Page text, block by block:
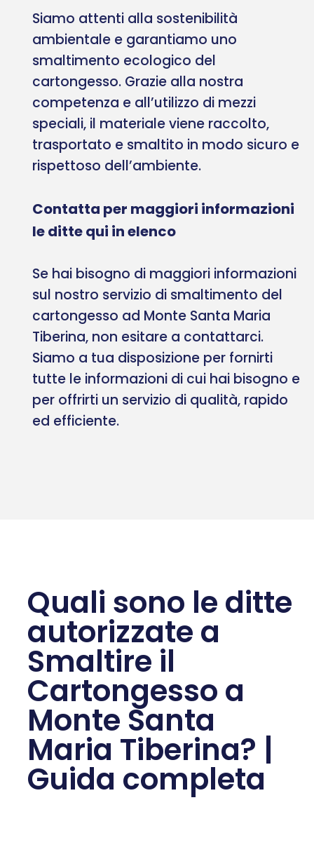
Siamo attenti alla sostenibilità
ambientale e garantiamo uno
smaltimento ecologico del
cartongesso. Grazie alla nostra
competenza e all’utilizzo di mezzi
speciali, il materiale viene raccolto,
trasportato e smaltito in modo sicuro e
rispettoso dell’ambiente.
Contatta per maggiori informazioni
le ditte qui in elenco
Se hai bisogno di maggiori informazioni
sul nostro servizio di smaltimento del
cartongesso ad Monte Santa Maria
Tiberina, non esitare a contattarci.
Siamo a tua disposizione per fornirti
tutte le informazioni di cui hai bisogno e
per offrirti un servizio di qualità, rapido
ed efficiente.
Quali sono le ditte
autorizzate a
Smaltire il
Cartongesso a
Monte Santa
Maria Tiberina? |
Guida completa